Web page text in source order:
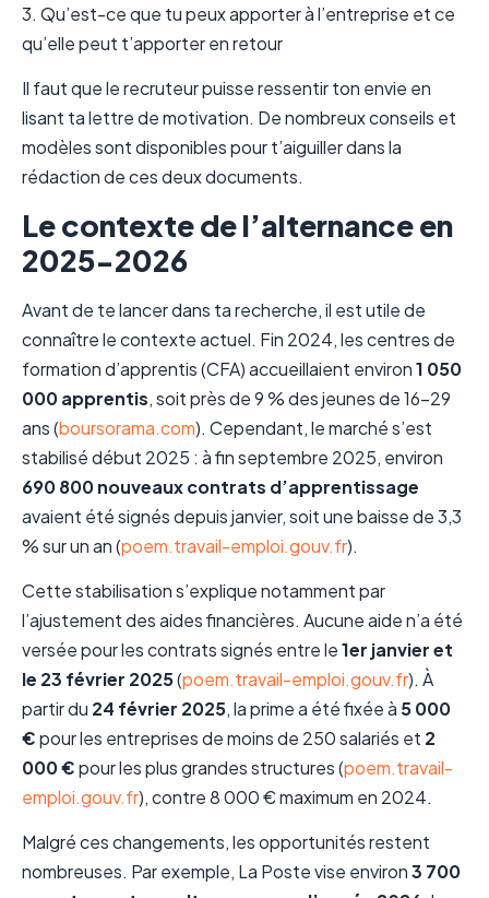
3. Qu’est-ce que tu peux apporter à l’entreprise et ce
qu’elle peut t’apporter en retour
Il faut que le recruteur puisse ressentir ton envie en
lisant ta lettre de motivation. De nombreux conseils et
modèles sont disponibles pour t’aiguiller dans la
rédaction de ces deux documents.
Le contexte de l’alternance en
2025-2026
Avant de te lancer dans ta recherche, il est utile de
connaître le contexte actuel. Fin 2024, les centres de
formation d’apprentis (CFA) accueillaient environ1 050
000 apprentis, soit près de 9 % des jeunes de 16-29
ans (boursorama.com). Cependant, le marché s’est
stabilisé début 2025 : à fin septembre 2025, environ
690 800 nouveaux contrats d’apprentissage
avaient été signés depuis janvier, soit une baisse de 3,3
% sur un an (poem.travail-emploi.gouv.fr).
Cette stabilisation s’explique notamment par
l’ajustement des aides financières. Aucune aide n’a été
versée pour les contrats signés entre le1er janvier et
le 23 février 2025(poem.travail-emploi.gouv.fr). À
partir du 24 février 2025, la prime a été fixée à 5 000
€pour les entreprises de moins de 250 salariés et 2
000 €pour les plus grandes structures (poem.travail-
emploi.gouv.fr), contre 8 000 € maximum en 2024.
Malgré ces changements, les opportunités restent
nombreuses. Par exemple, La Poste vise environ3 700